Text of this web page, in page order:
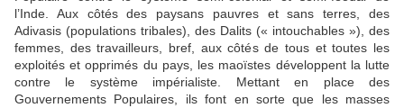
l’Inde. Aux côtés des paysans pauvres et sans terres, des
Adivasis (populations tribales), des Dalits (« intouchables »), des
femmes, des travailleurs, bref, aux côtés de tous et toutes les
exploités et opprimés du pays, les maoïstes développent la lutte
contre le système impérialiste. Mettant en place des
Gouvernements Populaires, ils font en sorte que les masses